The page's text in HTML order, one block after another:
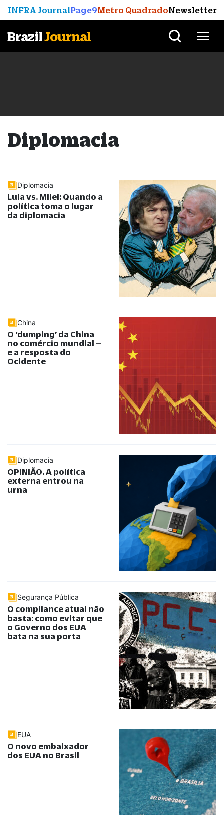
INFRA JournalPage9Metro QuadradoNewsletter
BrazilJournal
Diplomacia
Diplomacia
Lula vs. Milei: Quando a
política toma o lugar
da diplomacia
China
O ‘dumping’ da China
no comércio mundial –
e a resposta do
Ocidente
Diplomacia
OPINIÃO. A política
externa entrou na
urna
Segurança Pública
O compliance atual não
basta: como evitar que
o Governo dos EUA
bata na sua porta
EUA
O novo embaixador
dos EUA no Brasil